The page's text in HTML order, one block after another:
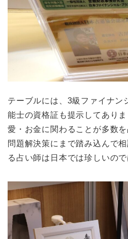
テーブルには、3級ファイナン
能士の資格証も提示してあり
愛・お金に関わることが多数
問題解決策にまで踏み込んで
る占い師は日本では珍しいの